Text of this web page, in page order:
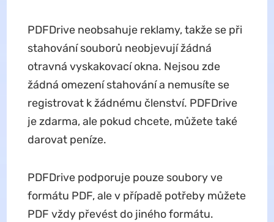
PDFDrive neobsahuje reklamy, takže se při
stahování souborů neobjevují žádná
otravná vyskakovací okna. Nejsou zde
žádná omezení stahování a nemusíte se
registrovat k žádnému členství. PDFDrive
je zdarma, ale pokud chcete, můžete také
darovat peníze.
PDFDrive podporuje pouze soubory ve
formátu PDF, ale v případě potřeby můžete
PDF vždy převést do jiného formátu.